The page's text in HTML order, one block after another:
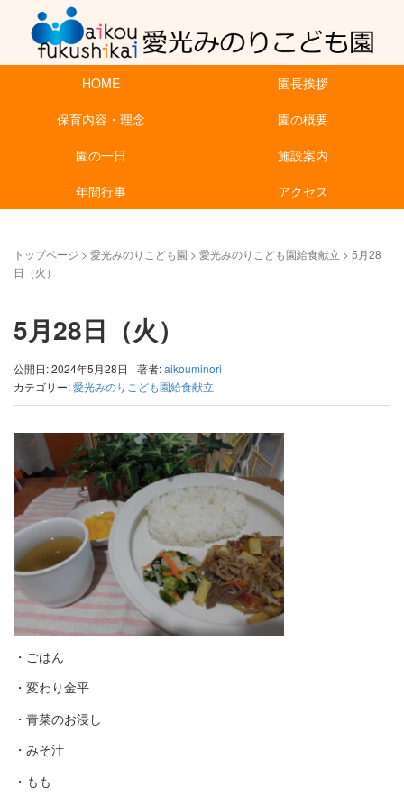
HOME
園長挨拶
保育内容・理念
園の概要
園の一日
施設案内
年間行事
アクセス
トップページ > 愛光みのりこども園 > 愛光みのりこども園給食献立 > 5月28
日（火）
5月28日（火）
公開日: 2024年5月28日 著者:aikouminori
カテゴリー:愛光みのりこども園給食献立
・ごはん
・変わり金平
・青菜のお浸し
・みそ汁
・もも